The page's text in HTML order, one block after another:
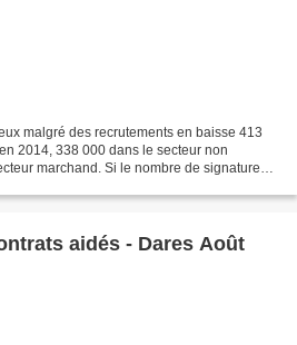
malgré des recrutements en baisse 413
2014, 338 000 dans le secteur non
marchand. Si le nombre de signatures
aidés - Dares Août